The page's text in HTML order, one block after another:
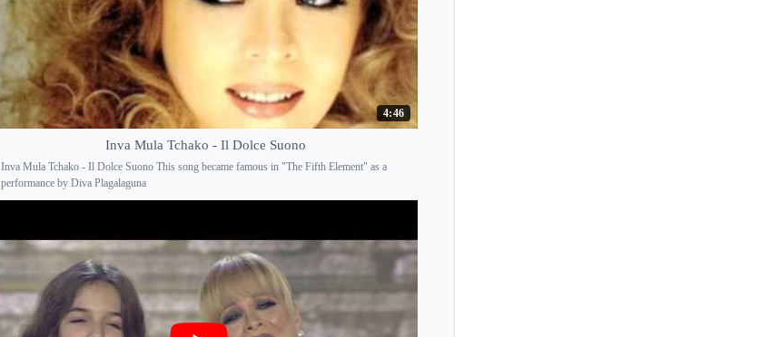
4:46
Inva Mula Tchako - Il Dolce Suono
Inva Mula Tchako - Il Dolce Suono This song became famous in "The Fifth Element" as a
performance by Diva Plagalaguna